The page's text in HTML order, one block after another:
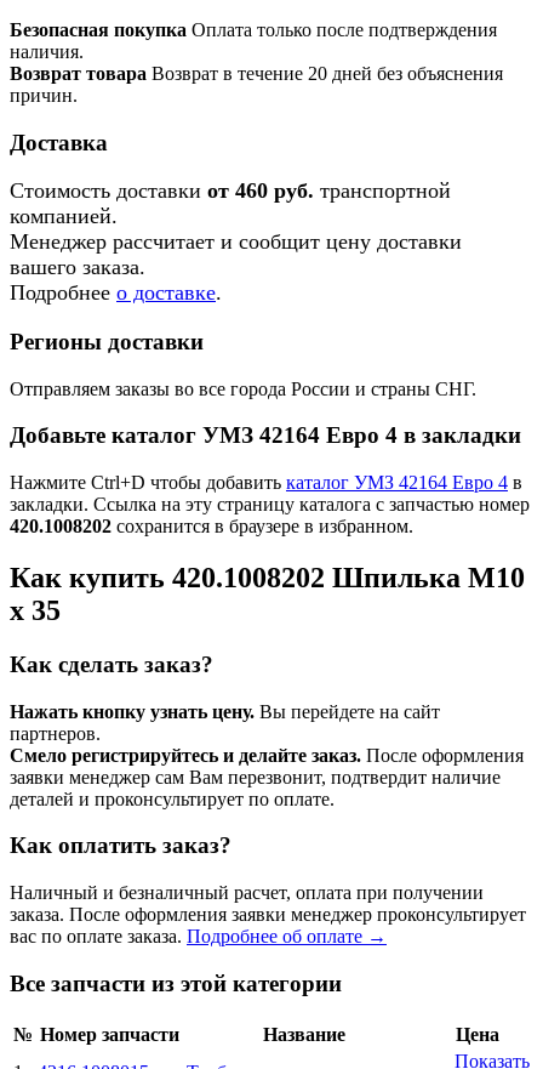
Безопасная покупка Оплата только после подтверждения
наличия.
Возврат товара Возврат в течение 20 дней без объяснения
причин.
Доставка
Стоимость доставки от 460 руб. транспортной
компанией.
Менеджер рассчитает и сообщит цену доставки
вашего заказа.
Подробнее о доставке.
Регионы доставки
Отправляем заказы во все города России и страны СНГ.
Добавьте каталог УМЗ 42164 Евро 4 в закладки
Нажмите Ctrl+D чтобы добавить каталог УМЗ 42164 Евро 4 в
закладки. Ссылка на эту страницу каталога с запчастью номер
420.1008202 сохранится в браузере в избранном.
Как купить 420.1008202 Шпилька М10
х 35
Как сделать заказ?
Нажать кнопку узнать цену. Вы перейдете на сайт
партнеров.
Смело регистрируйтесь и делайте заказ. После оформления
заявки менеджер сам Вам перезвонит, подтвердит наличие
деталей и проконсультирует по оплате.
Как оплатить заказ?
Наличный и безналичный расчет, оплата при получении
заказа. После оформления заявки менеджер проконсультирует
вас по оплате заказа. Подробнее об оплате →
Все запчасти из этой категории
№ Номер запчасти Название
Цена
Показать